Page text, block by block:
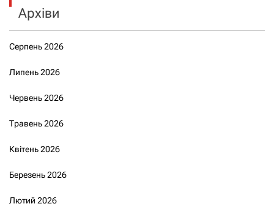
Архіви
Серпень 2026
Липень 2026
Червень 2026
Травень 2026
Квітень 2026
Березень 2026
Лютий 2026